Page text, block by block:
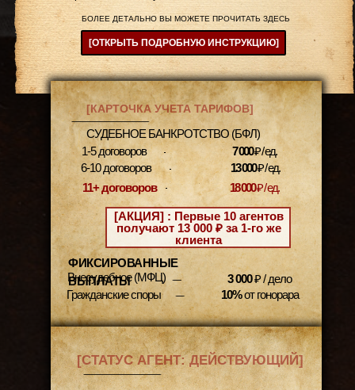
БОЛЕЕ ДЕТАЛЬНО ВЫ МОЖЕТЕ ПРОЧИТАТЬ ЗДЕСЬ
[ОТКРЫТЬ ПОДРОБНУЮ ИНСТРУКЦИЮ]
[КАРТОЧКА УЧЕТА ТАРИФОВ]
СУДЕБНОЕ БАНКРОТСТВО (БФЛ)
7 000₽ / ед.
13 000₽ / ед.
18 000₽ / ед.
10%от гонорара
3 000₽ / дело
ФИКСИРОВАННЫЕ
ВЫПЛАТЫ
Внесудебное (МФЦ)
Гражданские споры
1-5 договоров
6-10 договоров
11+ договоров
[АКЦИЯ] : Первые 10 агентов
получают 13 000 ₽ за 1-го же
клиента
-------------------------------------------------------------------------------------------------
.....................
....................
[СТАТУС АГЕНТ: ДЕЙСТВУЮЩИЙ]
-------------------------------------------------------------------------------------------------